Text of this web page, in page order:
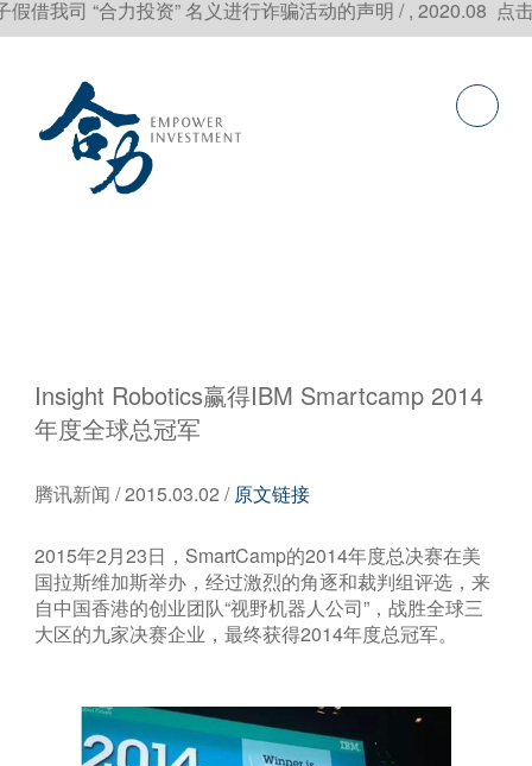
我司 “合力投资” 名义进行诈骗活动的声明 / , 2020.08 点击查
Insight Robotics赢得IBM Smartcamp 2014
年度全球总冠军
腾讯新闻 / 2015.03.02 /原文链接
2015年2月23日，SmartCamp的2014年度总决赛在美
国拉斯维加斯举办，经过激烈的角逐和裁判组评选，来
自中国香港的创业团队“视野机器人公司”，战胜全球三
大区的九家决赛企业，最终获得2014年度总冠军。